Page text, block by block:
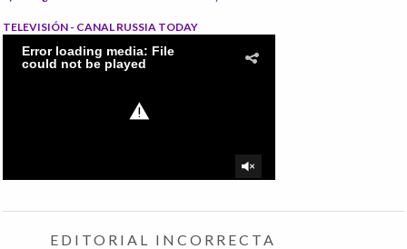
TELEVISIÓN - CANAL RUSSIA TODAY
EDITORIAL INCORRECTA